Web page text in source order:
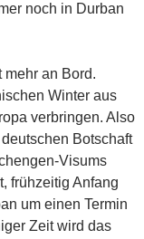
noch in Durban
mehr an Bord.
Winter aus
verbringen. Also
Botschaft
Visums
frühzeitig Anfang
um einen Termin
Zeit wird das